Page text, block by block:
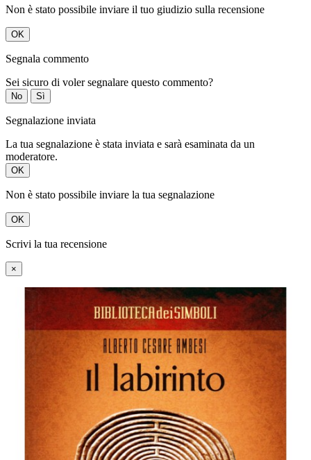
Non è stato possibile inviare il tuo giudizio sulla recensione
OK
Segnala commento
Sei sicuro di voler segnalare questo commento?
No Sì
Segnalazione inviata
La tua segnalazione è stata inviata e sarà esaminata da un
moderatore.
OK
Non è stato possibile inviare la tua segnalazione
OK
Scrivi la tua recensione
×